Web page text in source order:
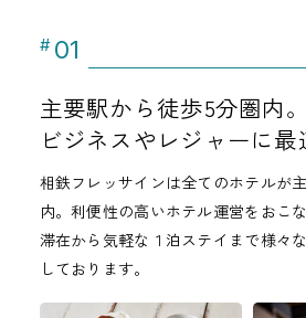
# 01
主要駅から徒歩5分圏内。
ビジネスやレジャーに最
相鉄フレッサインは全てのホテルが
内。利便性の高いホテル運営をおこ
滞在から気軽な１泊ステイまで様々
しております。